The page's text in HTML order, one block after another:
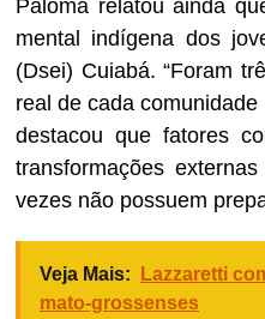
Paloma relatou ainda
mental indígena dos
(Dsei) Cuiabá. “Foram
real de cada
destacou que fatores
transformações
vezes não possuem
Veja Mais:
Lazzaretti
mato-grossenses